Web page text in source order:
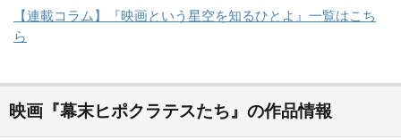
【連載コラム】『映画という星空を知るひとよ』一覧はこち
ら
映画『幕末ヒポクラテスたち』の作品情報